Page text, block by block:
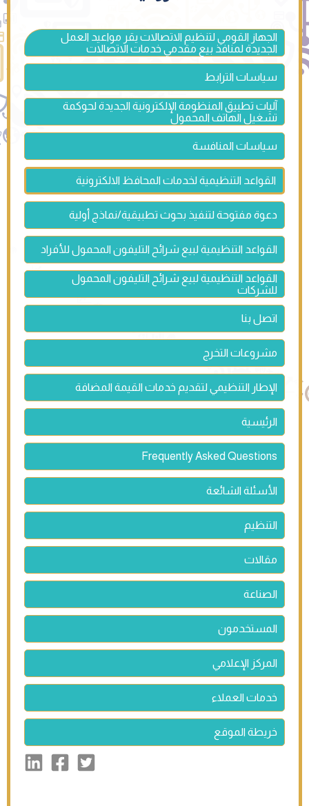
الجهاز القومي لتنظيم الاتصالات يقر مواعيد العمل
الجديدة لمنافذ بيع مقدمي خدمات الاتصالات
سياسات الترابط
آليات تطبيق المنظومة الإلكترونية الجديدة لحوكمة
تشغيل الهاتف المحمول
سياسات المنافسة
القواعد التنظيمية لخدمات المحافظ الالكترونية
دعوة مفتوحة لتنفيذ بحوث تطبيقية/نماذج أولية
القواعد التنظيمية لبيع شرائح التليفون المحمول للأفراد
القواعد التنظيمية لبيع شرائح التليفون المحمول
للشركات
اتصل بنا
مشروعات التخرج
الإطار التنظيمي لتقديم خدمات القيمة المضافة
الرئيسية
Frequently Asked Questions
الأسئلة الشائعة
التنظيم
مقالات
الصناعة
المستخدمون
المركز الإعلامي
خدمات العملاء
خريطة الموقع